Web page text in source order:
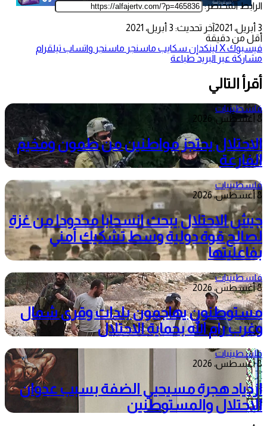
الرابط المختصر:
3 أبريل، 2021
آخر تحديث: 3 أبريل، 2021
أقل من دقيقة
فيسبوك‫Xلينكدإن سكايب ماسنجر ماسنجر واتساب تيلقرام
مشاركة عبر البريد طباعة
أقرأ التالي
فلسطينيات
8 أغسطس، 2026
الاحتلال يحتجز مواطنين من طمون ومخيم
الفارعة
فلسطينيات
8 أغسطس، 2026
جيش الاحتلال يبحث انسحابا محدودا من غزة
لصالح قوة دولية وسط تشكيك أمني
بفاعليتها
فلسطينيات
8 أغسطس، 2026
مستوطنون يهاجمون بلدات وقرى شمال
وغرب رام الله بحماية الاحتلال
فلسطينيات
8 أغسطس، 2026
ازدياد هجرة مسيحيي الضفة بسبب عدوان
الاحتلال والمستوطنين